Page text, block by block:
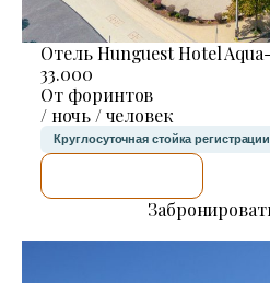
Отель Hunguest Hotel
33.000
От форинтов
/ ночь / человек
Круглосуточная стойка регистрации